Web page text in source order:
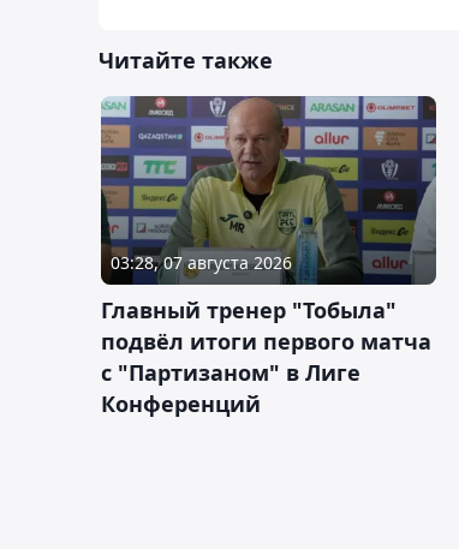
Читайте также
03:28, 07 августа 2026
Главный тренер "Тобыла"
подвёл итоги первого матча
с "Партизаном" в Лиге
Конференций